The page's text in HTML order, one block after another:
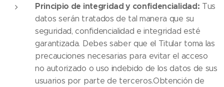
Principio de integridad y confidencialidad: Tus
datos serán tratados de tal manera que su
seguridad, confidencialidad e integridad esté
garantizada. Debes saber que el Titular toma las
precauciones necesarias para evitar el acceso
no autorizado o uso indebido de los datos de sus
usuarios por parte de terceros.Obtención de